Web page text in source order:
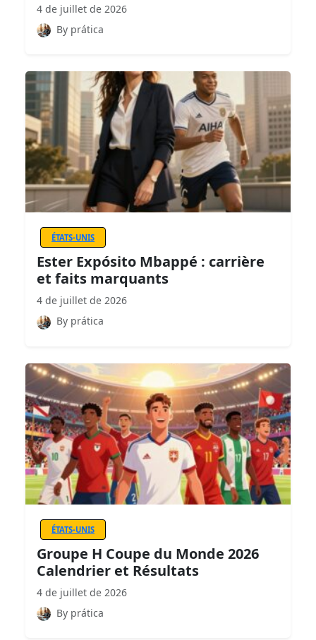
4 de juillet de 2026
By prática
ÉTATS-UNIS
Ester Expósito Mbappé : carrière
et faits marquants
4 de juillet de 2026
By prática
ÉTATS-UNIS
Groupe H Coupe du Monde 2026
Calendrier et Résultats
4 de juillet de 2026
By prática